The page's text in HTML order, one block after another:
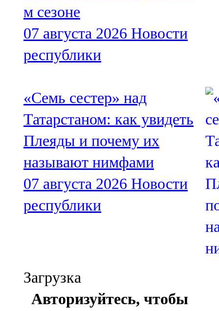
м сезоне
07 августа 2026 Новости
республики
«Семь сестер» над
Татарстаном: как увидеть
Плеяды и почему их
называют нимфами
07 августа 2026 Новости
республики
Загрузка
Авторизуйтесь, чтобы